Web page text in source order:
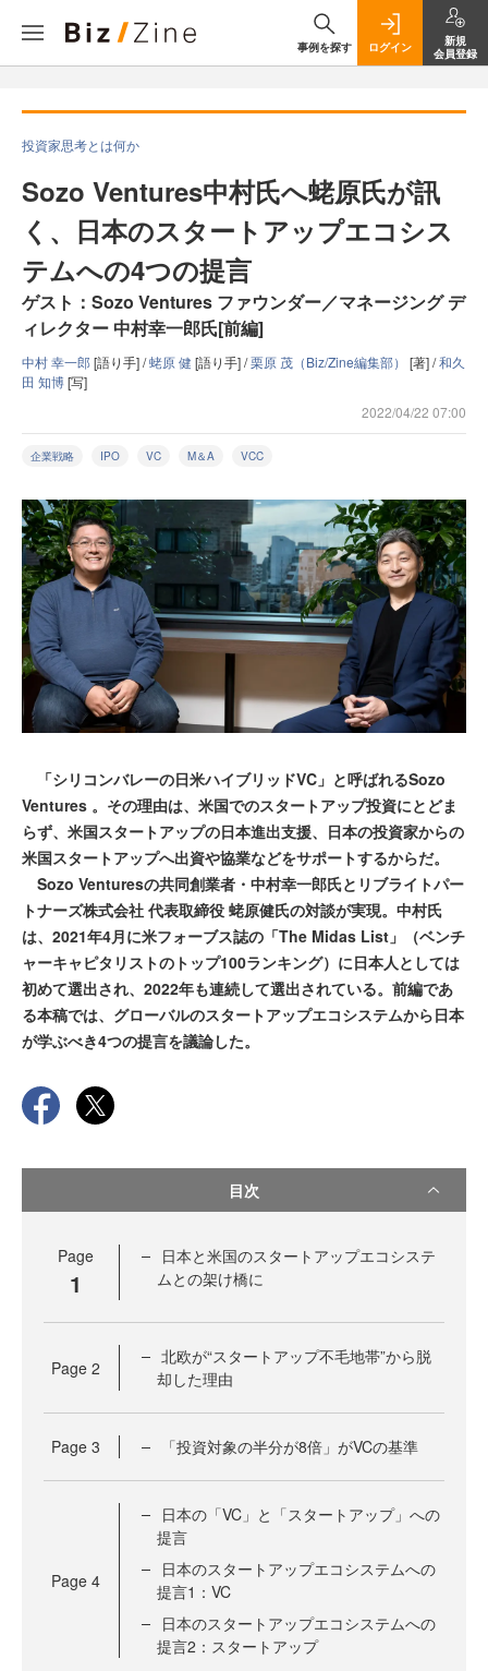
事例を探す ログイン
新規
会員登録
投資家思考とは何か
Sozo Ventures中村氏へ蛯原氏が訊
く、日本のスタートアップエコシス
テムへの4つの提言
ゲスト：Sozo Ventures ファウンダー／マネージング デ
ィレクター 中村幸一郎氏[前編]
中村 幸一郎[語り手] /蛯原 健 [語り手] /栗原 茂（Biz/Zine編集部） [著] /和久
田 知博[写]
2022/04/22 07:00
企業戦略 IPO VC M＆A VCC
「シリコンバレーの日米ハイブリッドVC」と呼ばれるSozo
Ventures 。その理由は、米国でのスタートアップ投資にとどま
らず、米国スタートアップの日本進出支援、日本の投資家からの
米国スタートアップへ出資や協業などをサポートするからだ。
Sozo Venturesの共同創業者・中村幸一郎氏とリブライトパー
トナーズ株式会社 代表取締役 蛯原健氏の対談が実現。中村氏
は、2021年4月に米フォーブス誌の「The Midas List」（ベンチ
ャーキャピタリストのトップ100ランキング）に日本人としては
初めて選出され、2022年も連続して選出されている。前編であ
る本稿では、グローバルのスタートアップエコシステムから日本
が学ぶべき4つの提言を議論した。
目次
Page
1
日本と米国のスタートアップエコシステ
ムとの架け橋に
Page 2
北欧が“スタートアップ不毛地帯”から脱
却した理由
Page 3 「投資対象の半分が8倍」がVCの基準
Page 4
日本の「VC」と「スタートアップ」への
提言
日本のスタートアップエコシステムへの
提言1：VC
日本のスタートアップエコシステムへの
提言2：スタートアップ